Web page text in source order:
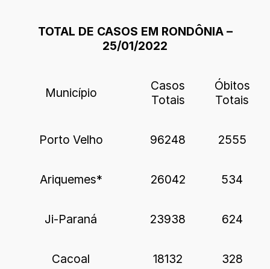
TOTAL DE CASOS EM RONDÔNIA –
25/01/2022
Município
Casos
Totais
Óbitos
Totais
Porto Velho 96248 2555
Ariquemes* 26042 534
Ji-Paraná 23938 624
Cacoal 18132 328